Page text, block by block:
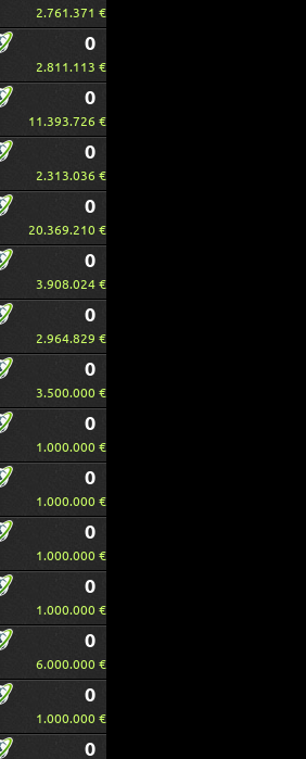
2.761.371 €
0
2.811.113 €
0
11.393.726 €
0
2.313.036 €
0
20.369.210 €
0
3.908.024 €
0
2.964.829 €
0
3.500.000 €
0
1.000.000 €
0
1.000.000 €
0
1.000.000 €
0
1.000.000 €
0
6.000.000 €
0
1.000.000 €
0